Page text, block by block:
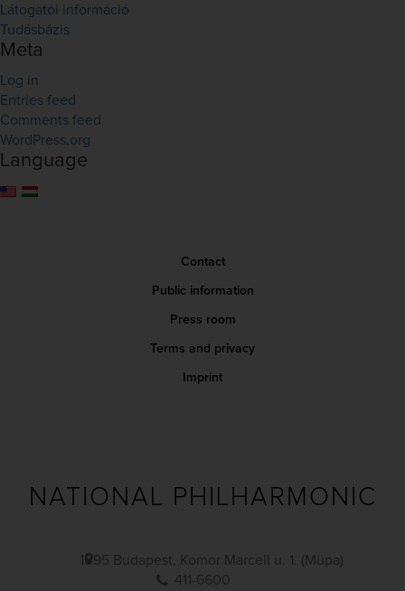
Látogatói információ
Tudásbázis
Meta
Log in
Entries feed
Comments feed
WordPress.org
Language
Contact
Public information
Press room
Terms and privacy
Imprint
NATIONAL PHILHARMONIC
1095 Budapest, Komor Marcell u. 1. (Müpa)
411-6600